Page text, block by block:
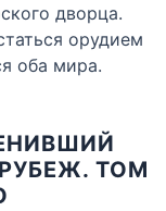
дворца.
орудием
оба мира.
ТОМ